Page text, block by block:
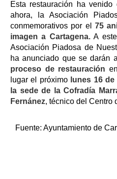
Esta restauración ha
ahora, la Asociación
conmemorativos por el 75
imagen a Cartagena.A este
Asociación Piadosa de
ha anunciado que se darán
proceso de restauración
lugar el próximolunes 16 de
la sede de la Cofradía
Fernánez, técnico del Centro
Fuente: Ayuntamiento de